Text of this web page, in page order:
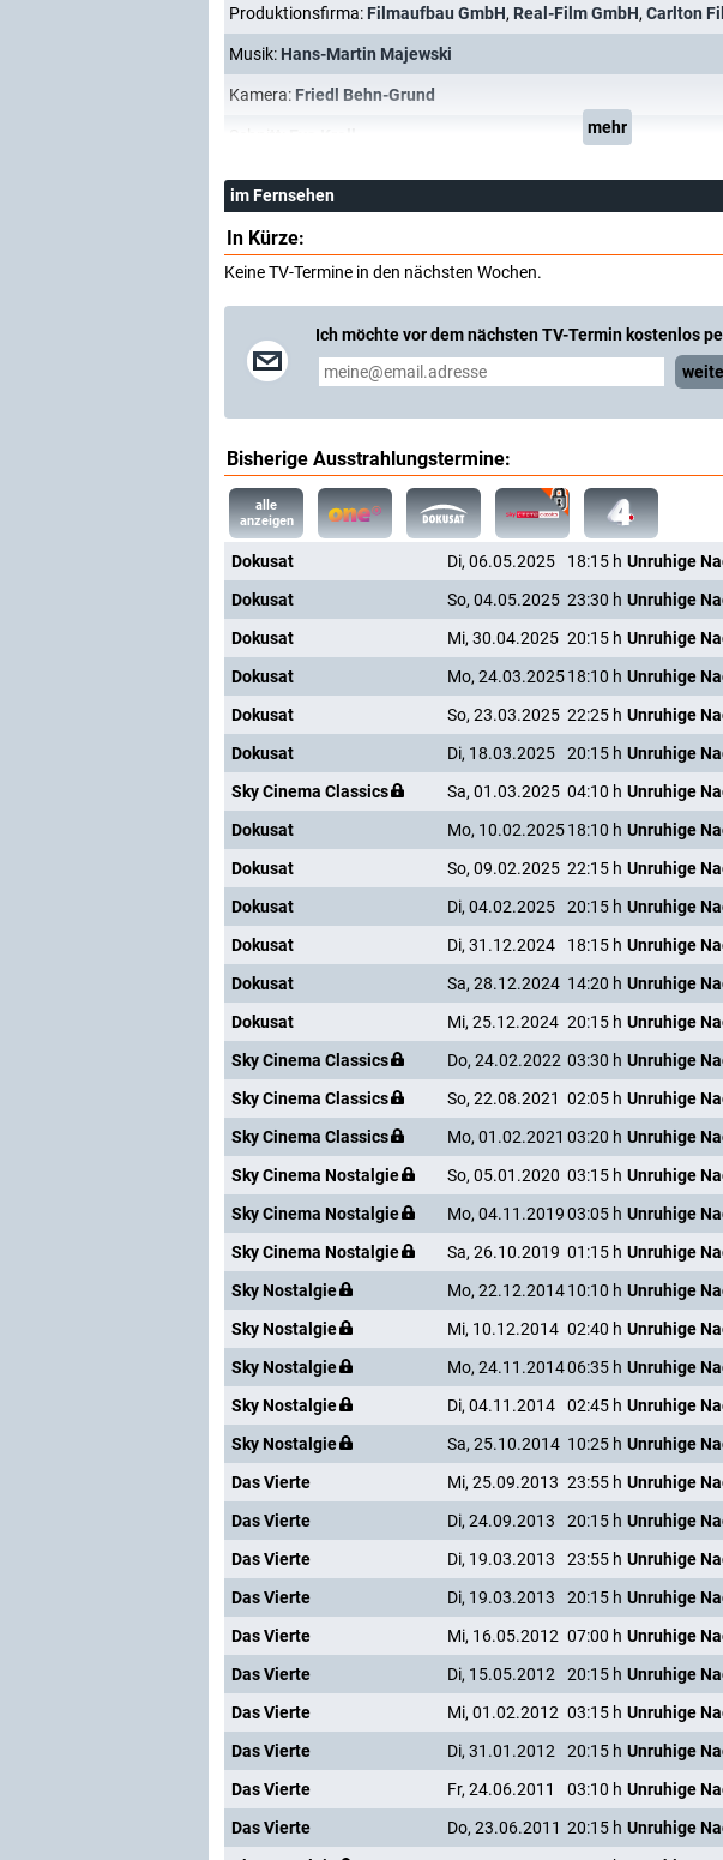
Produktionsfirma: Filmaufbau GmbH, Real-Film GmbH, Carlton
Musik: Hans-Martin Majewski
Kamera: Friedl Behn-Grund
mehr
im Fernsehen
In Kürze:
Keine TV-Termine in den nächsten Wochen.
Ich möchte vor dem nächsten TV-Termin kostenlos
Bisherige Ausstrahlungstermine:
alle
anzeigen
Dokusat Di, 06.05.2025 18:15 h Unruhige
Dokusat
So, 04.05.2025 23:30 h Unruhige
Dokusat
Mi, 30.04.2025 20:15 h Unruhige
Dokusat
Mo, 24.03.202518:10 h Unruhige
Dokusat
So, 23.03.2025 22:25 h Unruhige
Dokusat
Di, 18.03.2025 20:15 h Unruhige
Sky Cinema Classics
Sa, 01.03.2025 04:10 h Unruhige
Dokusat
Mo, 10.02.202518:10 h Unruhige
Dokusat
So, 09.02.2025 22:15 h Unruhige
Dokusat
Di, 04.02.2025 20:15 h Unruhige
Dokusat
Di, 31.12.2024 18:15 h Unruhige
Dokusat
Sa, 28.12.2024 14:20 h Unruhige
Dokusat
Mi, 25.12.2024 20:15 h Unruhige
Sky Cinema Classics
Do, 24.02.2022 03:30 h Unruhige
Sky Cinema Classics
So, 22.08.2021 02:05 h Unruhige
Sky Cinema Classics
Mo, 01.02.2021 03:20 h Unruhige
Sky Cinema Nostalgie
So, 05.01.2020 03:15 h Unruhige
Sky Cinema Nostalgie
Mo, 04.11.201903:05 h Unruhige
Sky Cinema Nostalgie
Sa, 26.10.2019 01:15 h Unruhige
Sky Nostalgie
Mo, 22.12.201410:10 h Unruhige
Sky Nostalgie
Mi, 10.12.2014 02:40 h Unruhige
Sky Nostalgie
Mo, 24.11.201406:35 h Unruhige
Sky Nostalgie
Di, 04.11.2014 02:45 h Unruhige
Sky Nostalgie
Sa, 25.10.2014 10:25 h Unruhige
Das Vierte
Mi, 25.09.2013 23:55 h Unruhige
Das Vierte
Di, 24.09.2013 20:15 h Unruhige
Das Vierte
Di, 19.03.2013 23:55 h Unruhige
Das Vierte
Di, 19.03.2013 20:15 h Unruhige
Das Vierte
Mi, 16.05.2012 07:00 h Unruhige
Das Vierte
Di, 15.05.2012 20:15 h Unruhige
Das Vierte
Mi, 01.02.2012 03:15 h Unruhige
Das Vierte
Di, 31.01.2012 20:15 h Unruhige
Das Vierte
Fr, 24.06.2011 03:10 h Unruhige
Das Vierte
Do, 23.06.2011 20:15 h Unruhige